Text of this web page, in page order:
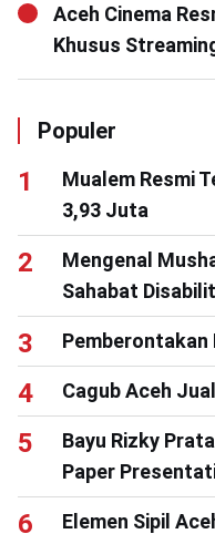
Aceh Cinema
Khusus
Populer
Mualem Resmi
3,93 Juta
Mengenal
Sahabat
Pemberontakan
Cagub Aceh
Bayu Rizky
Paper
Elemen Sipil